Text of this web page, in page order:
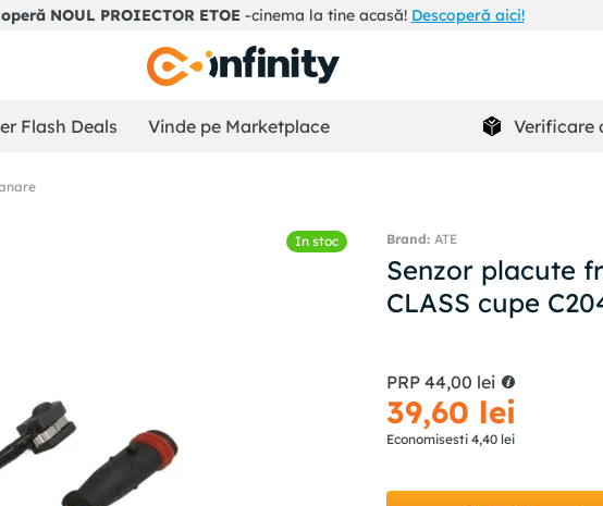
NOUL PROIECTOR ETOE-cinema la tine acasă! Descoperă aici!
Flash Deals Vinde pe Marketplace Verificare
In stoc ATE
Senzor placute
CLASS cupe
PRP44,00 lei
39,60 lei
Economisesti4,40 lei